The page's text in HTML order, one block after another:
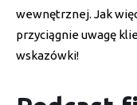
wewnętrznej. Jak
przyciągnie uwagę
wskazówki!